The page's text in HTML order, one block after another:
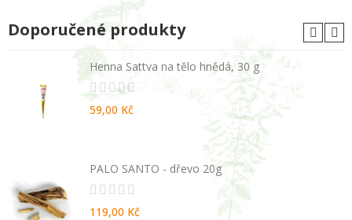
Doporučené produkty
Henna Sattva na tělo hnědá, 30 g
59,00 Kč
PALO SANTO - dřevo 20g
119,00 Kč